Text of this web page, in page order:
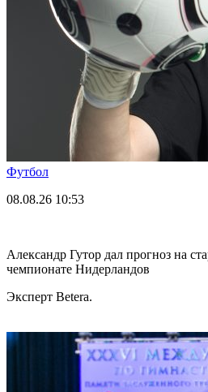
Футбол
08.08.26 10:53
Александр Гутор дал прогноз на
чемпионате Нидерландов
Эксперт Betera.